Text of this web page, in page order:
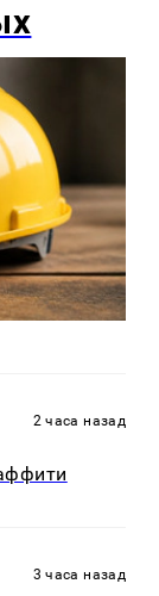
2 часа назад
3 часа назад